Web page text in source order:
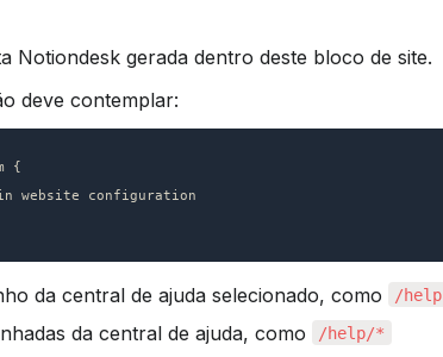
Notiondesk gerada dentro deste bloco de site.
deve contemplar:
{
da central de ajuda selecionado, como /help
da central de ajuda, como /help/*